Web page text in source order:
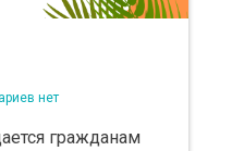
нет
гражданам